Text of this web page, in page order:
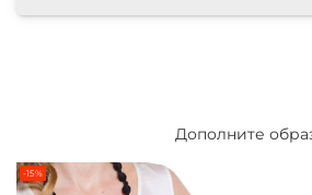
Дополните
-15%